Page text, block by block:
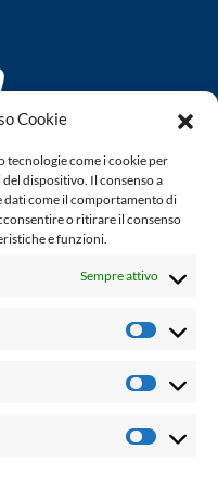
Cookie
tecnologie come i cookie per
dispositivo. Il consenso a
dati come il comportamento di
o ritirare il consenso
e funzioni.
Sempre attivo
Luperini
testata giornalistica in
periodicità. Non può
non è responsabile per